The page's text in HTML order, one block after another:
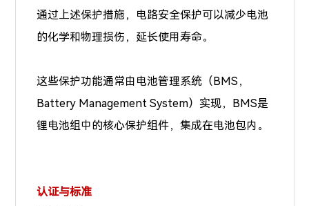
通过上述保护措施，电路安全保护可以减少电池
的化学和物理损伤，延长使用寿命。
这些保护功能通常由电池管理系统（BMS，
Battery Management System）实现，BMS是
锂电池组中的核心保护组件，集成在电池包内。
认证与标准